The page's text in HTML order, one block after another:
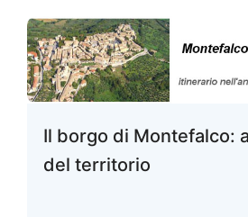
Il borgo di Montefalco:
del territorio